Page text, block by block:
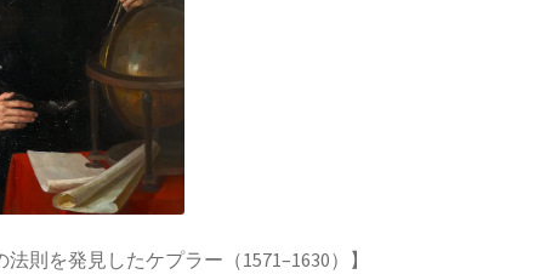
ア人】 _【マンハッタン計画に参画しボーム解釈を提唱】
射性元素を実現】
法則を発見したケプラー（1571–1630）】